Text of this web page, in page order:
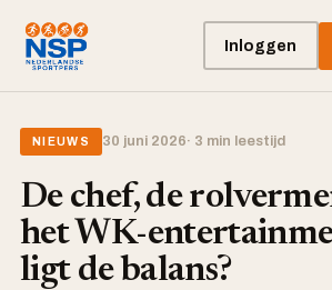
Inloggen
NIEUWS 30 juni 2026· 3 min leestijd
De chef, de
het WK-
ligt de balans?